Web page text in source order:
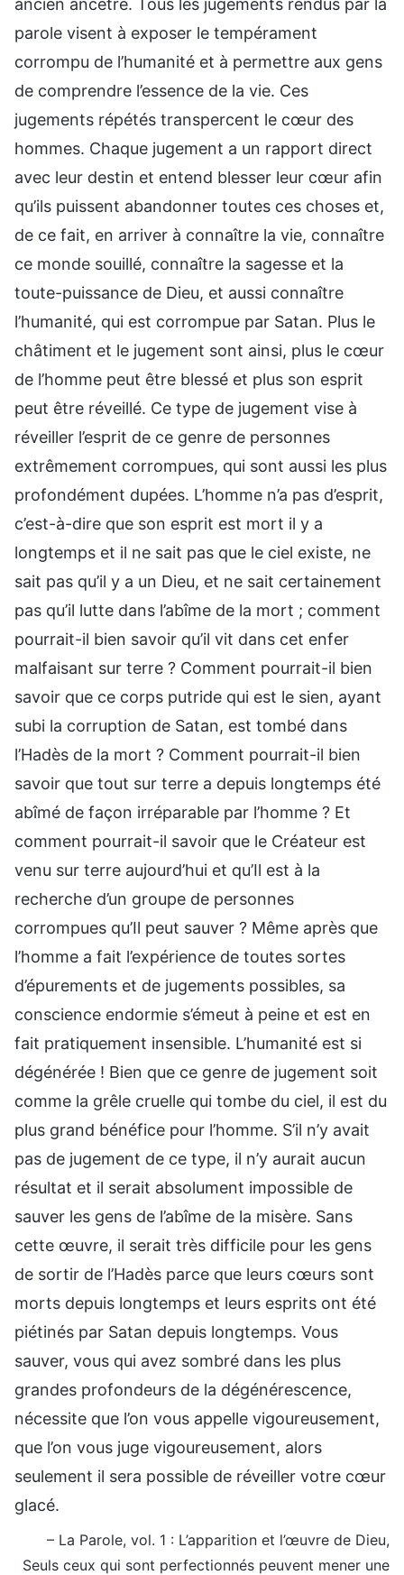
parole visent à exposer le tempérament
corrompu de l’humanité et à permettre aux gens
de comprendre l’essence de la vie. Ces
jugements répétés transpercent le cœur des
hommes. Chaque jugement a un rapport direct
avec leur destin et entend blesser leur cœur afin
qu’ils puissent abandonner toutes ces choses et,
de ce fait, en arriver à connaître la vie, connaître
ce monde souillé, connaître la sagesse et la
toute-puissance de Dieu, et aussi connaître
l’humanité, qui est corrompue par Satan. Plus le
châtiment et le jugement sont ainsi, plus le cœur
de l’homme peut être blessé et plus son esprit
peut être réveillé. Ce type de jugement vise à
réveiller l’esprit de ce genre de personnes
extrêmement corrompues, qui sont aussi les plus
profondément dupées. L’homme n’a pas d’esprit,
c’est-à-dire que son esprit est mort il y a
longtemps et il ne sait pas que le ciel existe, ne
sait pas qu’il y a un Dieu, et ne sait certainement
pas qu’il lutte dans l’abîme de la mort ; comment
pourrait-il bien savoir qu’il vit dans cet enfer
malfaisant sur terre ? Comment pourrait-il bien
savoir que ce corps putride qui est le sien, ayant
subi la corruption de Satan, est tombé dans
l’Hadès de la mort ? Comment pourrait-il bien
savoir que tout sur terre a depuis longtemps été
abîmé de façon irréparable par l’homme ? Et
comment pourrait-il savoir que le Créateur est
venu sur terre aujourd’hui et qu’Il est à la
recherche d’un groupe de personnes
corrompues qu’Il peut sauver ? Même après que
l’homme a fait l’expérience de toutes sortes
d’épurements et de jugements possibles, sa
conscience endormie s’émeut à peine et est en
fait pratiquement insensible. L’humanité est si
dégénérée ! Bien que ce genre de jugement soit
comme la grêle cruelle qui tombe du ciel, il est du
plus grand bénéfice pour l’homme. S’il n’y avait
pas de jugement de ce type, il n’y aurait aucun
résultat et il serait absolument impossible de
sauver les gens de l’abîme de la misère. Sans
cette œuvre, il serait très difficile pour les gens
de sortir de l’Hadès parce que leurs cœurs sont
morts depuis longtemps et leurs esprits ont été
piétinés par Satan depuis longtemps. Vous
sauver, vous qui avez sombré dans les plus
grandes profondeurs de la dégénérescence,
nécessite que l’on vous appelle vigoureusement,
que l’on vous juge vigoureusement, alors
seulement il sera possible de réveiller votre cœur
glacé.
– La Parole, vol. 1 : L’apparition et l’œuvre de Dieu,
Seuls ceux qui sont perfectionnés peuvent mener une